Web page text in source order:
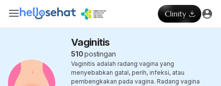
Vaginitis
510postingan
Vaginitis adalah radang vagina yang
menyebabkan gatal, perih, infeksi, atau
pembengkakan pada vagina. Radang vagina